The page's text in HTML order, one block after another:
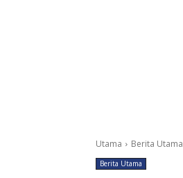
Utama Berita Utama
Berita Utama